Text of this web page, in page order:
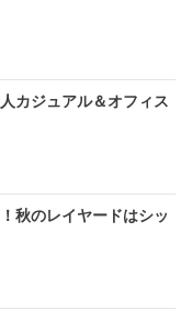
カジュアル＆オフィス
秋のレイヤードはシッ